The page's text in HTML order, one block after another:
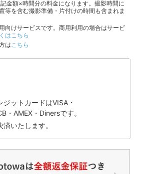
金額×時間分の料金になります。撮影時間に
等を含む撮影準備・片付けの時間も含まれま
向けサービスです。商用利用の場合はサービ
はこちら
はこちら
ジットカードはVISA・
・AMEX・Dinersです。
いたします。